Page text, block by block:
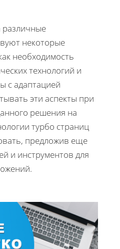
различные
некоторые
необходимость
технологий и
с адаптацией
эти аспекты при
решения на
турбо страниц
предложив еще
и инструментов для